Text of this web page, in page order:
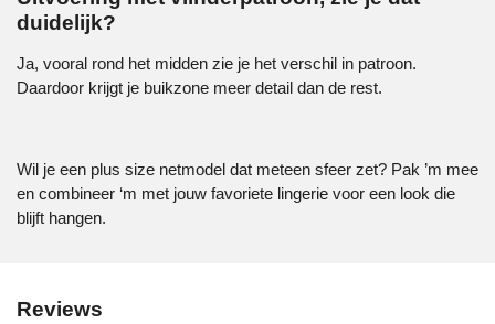
duidelijk?
Ja, vooral rond het midden zie je het verschil in patroon.
Daardoor krijgt je buikzone meer detail dan de rest.
Wil je een plus size netmodel dat meteen sfeer zet? Pak ’m mee
en combineer ‘m met jouw favoriete lingerie voor een look die
blijft hangen.
Reviews